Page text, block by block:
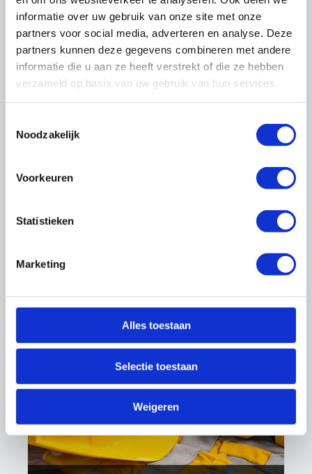
informatie over uw gebruik van onze site met onze
partners voor social media, adverteren en analyse. Deze
partners kunnen deze gegevens combineren met andere
informatie die u aan ze heeft verstrekt of die ze hebben
verzameld op basis van uw gebruik van hun services.
Noodzakelijk
Voorkeuren
Statistieken
Marketing
Alles toestaan
Selectie toestaan
Weigeren
03 augustus 2026
Nieuw: Toolbox 'Tijdelijke
Hangbruginstallaties'
Meer nieuws
Thema's